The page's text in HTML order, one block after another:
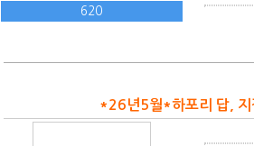
620
*26년5월*하포리 답, 지